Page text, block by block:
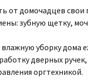
от домочадцев свои
зубную щетку,
уборку дома
дверных
оргтехникой.